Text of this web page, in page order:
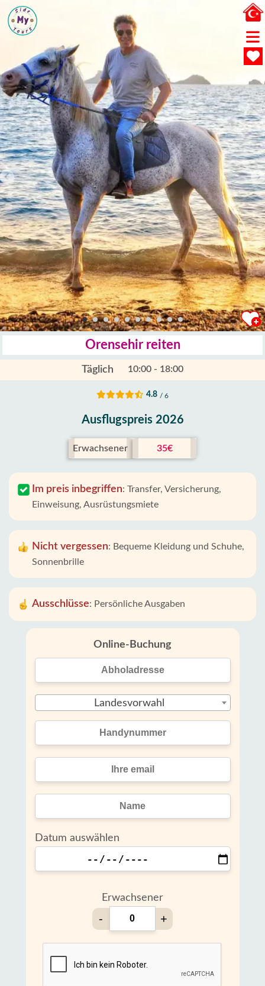
Orensehir reiten
Täglich 10:00 - 18:00
4.8 / 6
Ausflugspreis 2026
Erwachsener 35€
Im preis inbegriffen: Transfer, Versicherung,
Einweisung, Ausrüstungsmiete
Nicht vergessen: Bequeme Kleidung und Schuhe,
Sonnenbrille
Ausschlüsse: Persönliche Ausgaben
Online-Buchung
Landesvorwahl
Datum auswählen
Erwachsener
- +